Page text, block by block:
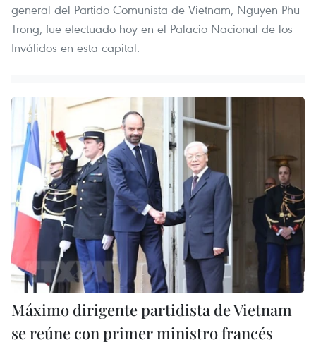
general del Partido Comunista de Vietnam, Nguyen Phu
Trong, fue efectuado hoy en el Palacio Nacional de los
Inválidos en esta capital.
Máximo dirigente partidista de Vietnam
se reúne con primer ministro francés